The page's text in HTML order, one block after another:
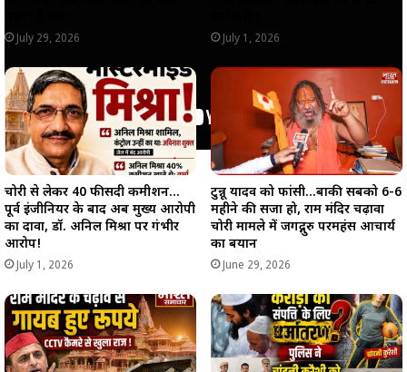
July 29, 2026 July 1, 2026
चोरी से लेकर 40 फीसदी कमीशन…
पूर्व इंजीनियर के बाद अब मुख्य आरोपी
का दावा, डॉ. अनिल मिश्रा पर गंभीर
आरोप!
July 1, 2026
टुन्नू यादव को फांसी…बाकी सबको 6-6
महीने की सजा हो, राम मंदिर चढ़ावा
चोरी मामले में जगद्गुरु परमहंस आचार्य
का बयान
June 29, 2026